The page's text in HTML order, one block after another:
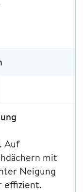
Auf
mit
Neigung
effizient.